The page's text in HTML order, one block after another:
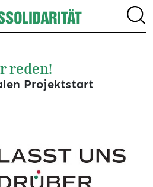
reden!
Projektstart